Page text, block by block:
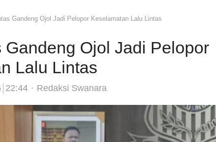
Gandeng Ojol Jadi Pelopor Keselamatan Lalu Lintas
Gandeng Ojol Jadi Pelopor
Lalu Lintas
22:44 Author
Redaksi Swanara